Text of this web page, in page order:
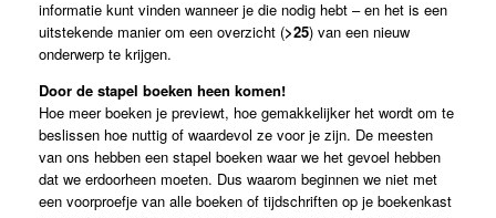
informatie kunt vinden wanneer je die nodig hebt – en het is een
uitstekende manier om een overzicht (>25) van een nieuw
onderwerp te krijgen.
Door de stapel boeken heen komen!
Hoe meer boeken je previewt, hoe gemakkelijker het wordt om te
beslissen hoe nuttig of waardevol ze voor je zijn. De meesten
van ons hebben een stapel boeken waar we het gevoel hebben
dat we erdoorheen moeten. Dus waarom beginnen we niet met
een voorproefje van alle boeken of tijdschriften op je boekenkast